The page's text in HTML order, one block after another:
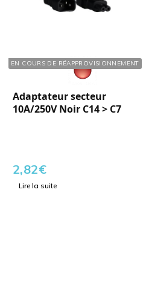
EN COURS DE RÉAPPROVISIONNEMENT
Réf. : 551041
Adaptateur secteur
10A/250V Noir C14 > C7
2,82€
Lire la suite